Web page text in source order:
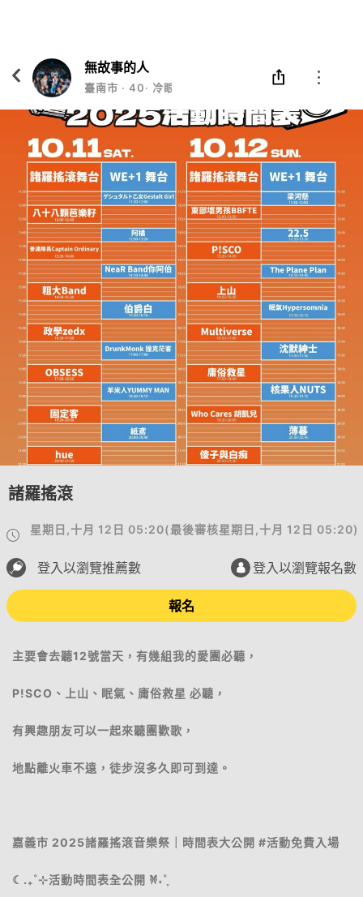
無故事的人
臺南市 ‧ 40‧ 冷眼看人生😎
諸羅搖滾
星期日,十月 12日 05:20(最後審核星期日,十月 12日 05:20)
登入以瀏覽推薦數 登入以瀏覽報名數
報名
主要會去聽12號當天，有幾組我的愛團必聽，
P!SCO、上山、眠氣、庸俗救星 必聽，
有興趣朋友可以一起來聽團歡歌，
地點離火車不遠，徒步沒多久即可到達。
嘉義市 2025諸羅搖滾音樂祭｜時間表大公開 #活動免費入場
☾.₊˚⊹活動時間表全公開 𐦍˖˚ֶ ִֶ